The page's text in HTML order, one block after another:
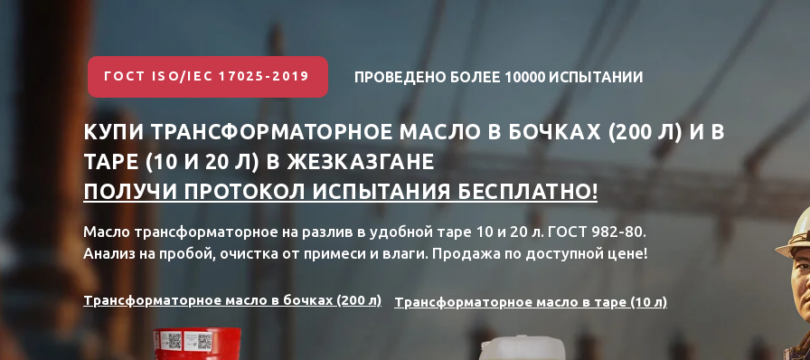
ПРОВЕДЕНО БОЛЕЕ 10000 ИСПЫТАНИИ
КУПИ ТРАНСФОРМАТОРНОЕ МАСЛО В БОЧКАХ (200 Л) И В
ТАРЕ (10 И 20 Л) В ЖЕЗКАЗГАНЕ
ПОЛУЧИ ПРОТОКОЛ ИСПЫТАНИЯ БЕСПЛАТНО!
ГОСТ ISO/IEC 17025-2019
Масло трансформаторное на разлив в удобной таре 10 и 20 л. ГОСТ 982-80.
Анализ на пробой, очистка от примеси и влаги. Продажа по доступной цене!
Трансформаторное масло в бочках (200 л) Трансформаторное масло в таре (10 л)